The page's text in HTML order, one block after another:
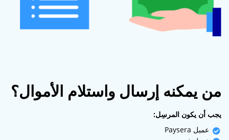
من يمكنه إرسال واستلام الأموال؟
يجب أن يكون المرسِل:
عميل Paysera